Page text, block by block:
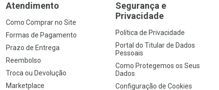
Atendimento
Como Comprar no Site
Formas de Pagamento
Prazo de Entrega
Reembolso
Troca ou Devolução
Marketplace
Segurança e
Privacidade
Política de Privacidade
Portal do Titular de Dados
Pessoais
Como Protegemos os Seus
Dados
Configuração de Cookies